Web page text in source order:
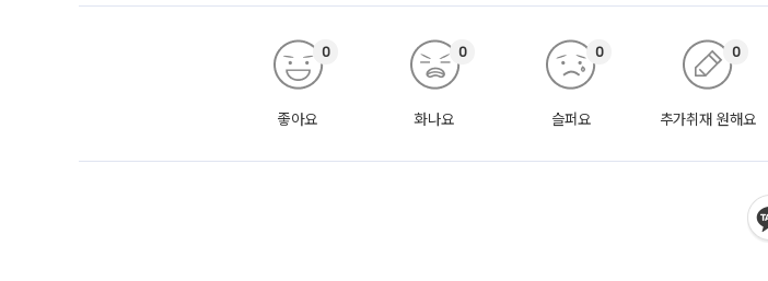
좋아요
0
화나요
0
슬퍼요
0
추가취재 원해요
0